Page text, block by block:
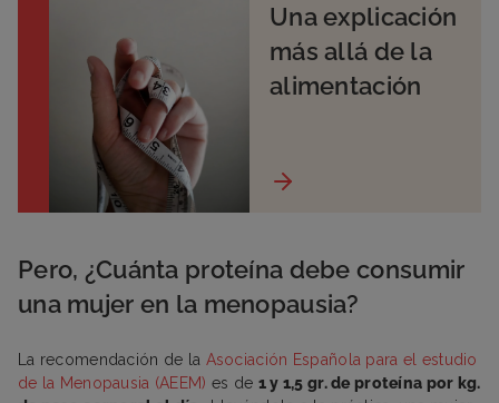
Una explicación
más allá de la
alimentación
Pero, ¿Cuánta proteína debe consumir
una mujer en la menopausia?
La recomendación de la Asociación Española para el estudio
de la Menopausia (AEEM) es de 1 y 1,5 gr. de proteína por kg.